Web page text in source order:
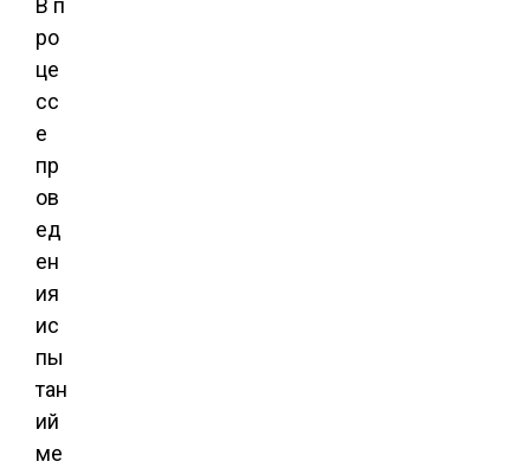
В п
ро
це
сс
е
пр
ов
ед
ен
ия
ис
пы
тан
ий
ме